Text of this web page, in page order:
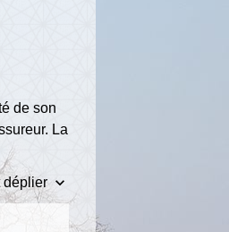
de son
La
déplier keyboard_arrow_down